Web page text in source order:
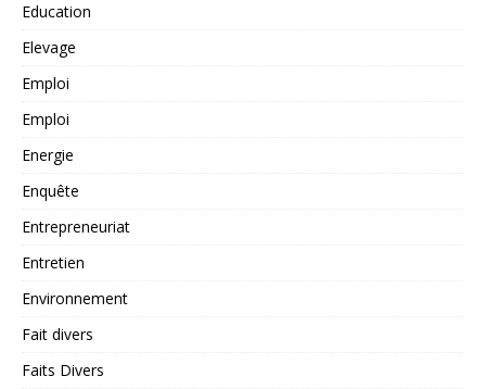
Education
Elevage
Emploi
Emploi
Energie
Enquête
Entrepreneuriat
Entretien
Environnement
Fait divers
Faits Divers